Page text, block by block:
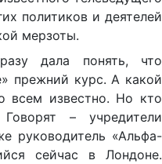
политиков и деятелей
мерзоты.
дала понять, что
прежний курс. А какой
всем известно. Но кто
– учредители
руководитель «Альфа-
сейчас в Лондоне.